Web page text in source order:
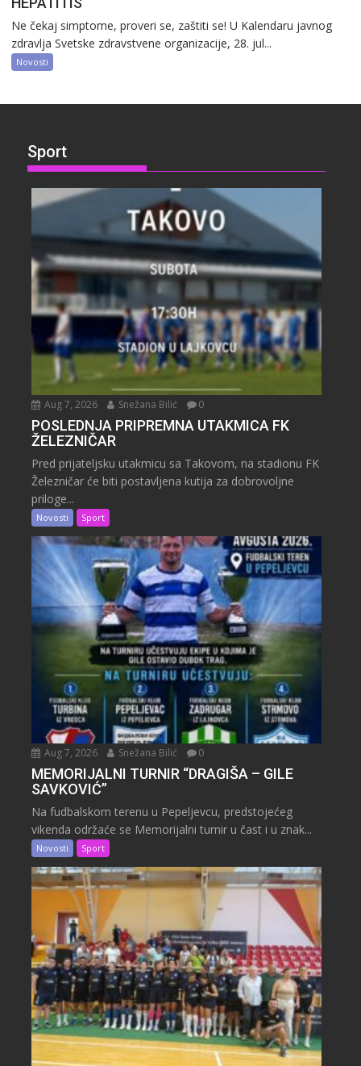
Ne čekaj simptome, proveri se, zaštiti se! U Kalendaru javnog
zdravlja Svetske zdravstvene organizacije, 28. jul...
Novosti
Sport
Aug 7, 2026 Snežana Bilić 0
POSLEDNJA PRIPREMNA UTAKMICA FK
ŽELEZNIČAR
Pred prijateljsku utakmicu sa Takovom, na stadionu FK
Železničar će biti postavljena kutija za dobrovoljne
priloge...
Novosti Sport
Aug 7, 2026 Snežana Bilić 0
MEMORIJALNI TURNIR “DRAGIŠA – GILE
SAVKOVIĆ”
Na fudbalskom terenu u Pepeljevcu, predstojećeg
vikenda održaće se Memorijalni turnir u čast i u znak...
Novosti Sport